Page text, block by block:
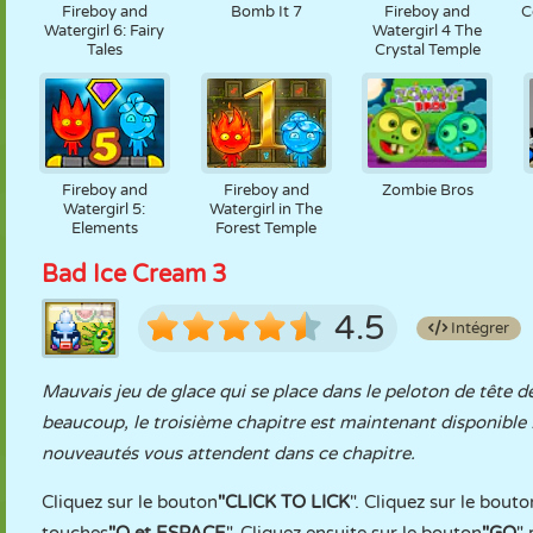
Fireboy and
Watergirl 6: Fairy
Tales
Bomb It 7
Fireboy and
Watergirl 4 The
Crystal Temple
Fireboy and
Watergirl 5:
Elements
Fireboy and
Watergirl in The
Forest Temple
Zombie Bros
Bad Ice Cream 3
4.5 Intégrer
Mauvais jeu de glace qui se place dans le peloton de tête
beaucoup, le troisième chapitre est maintenant
nouveautés vous attendent dans ce chapitre.
Cliquez sur le bouton"CLICK TO LICK". Cliquez sur le